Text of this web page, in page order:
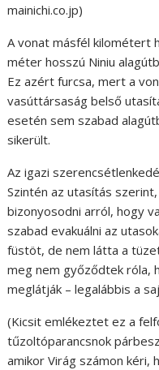
mainichi.co.jp)
A vonat másfél kilométert
méter hosszú Niniu
Ez azért furcsa, mert a
vasúttársaság belső
esetén sem szabad
sikerült.
Az igazi
Szintén az utasítás
bizonyosodni arról, hogy
szabad evakuálni az
füstöt, de nem látta a
meg nem győződtek róla,
meglátják – legalábbis a
(Kicsit emlékeztet ez a
tűzoltóparancsnok
amikor Virág számon